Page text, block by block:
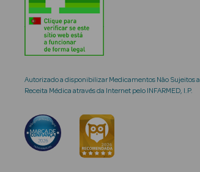
Autorizado a disponibilizar Medicamentos Não Sujeitos a
Receita Médica através da Internet pelo INFARMED, I.P.